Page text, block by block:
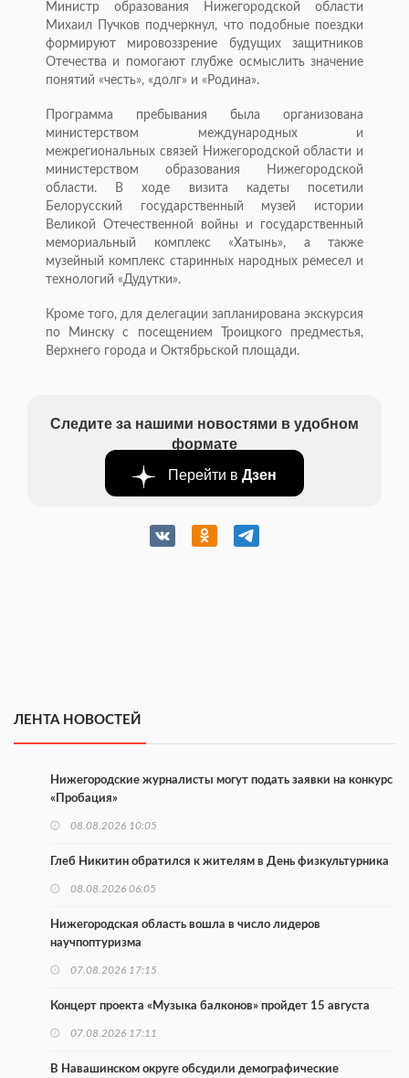
Министр образования Нижегородской области
Михаил Пучков подчеркнул, что подобные поездки
формируют мировоззрение будущих защитников
Отечества и помогают глубже осмыслить значение
понятий «честь», «долг» и «Родина».
Программа пребывания была организована
министерством международных и
межрегиональных связей Нижегородской области и
министерством образования Нижегородской
области. В ходе визита кадеты посетили
Белорусский государственный музей истории
Великой Отечественной войны и государственный
мемориальный комплекс «Хатынь», а также
музейный комплекс старинных народных ремесел и
технологий «Дудутки».
Кроме того, для делегации запланирована экскурсия
по Минску с посещением Троицкого предместья,
Верхнего города и Октябрьской площади.
Следите за нашими новостями в удобном
формате
Перейти в Дзен
ЛЕНТА НОВОСТЕЙ
Нижегородские журналисты могут подать заявки на конкурс
«Пробация»
08.08.2026 10:05
Глеб Никитин обратился к жителям в День физкультурника
08.08.2026 06:05
Нижегородская область вошла в число лидеров
научпоптуризма
07.08.2026 17:15
Концерт проекта «Музыка балконов» пройдет 15 августа
07.08.2026 17:11
В Навашинском округе обсудили демографические